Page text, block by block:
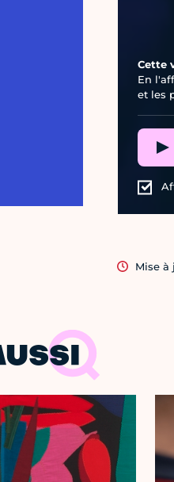
Cette
En
et les
Mise à